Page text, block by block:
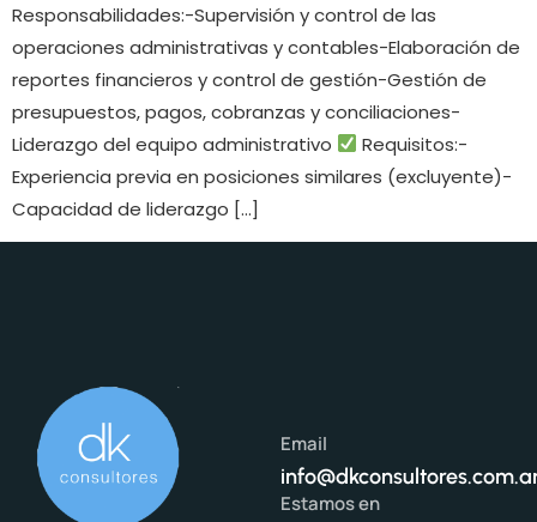
Responsabilidades:-Supervisión y control de las
operaciones administrativas y contables-Elaboración de
reportes financieros y control de gestión-Gestión de
presupuestos, pagos, cobranzas y conciliaciones-
Liderazgo del equipo administrativo
Requisitos:-
Experiencia previa en posiciones similares (excluyente)-
Capacidad de liderazgo […]
Email
Estamos en